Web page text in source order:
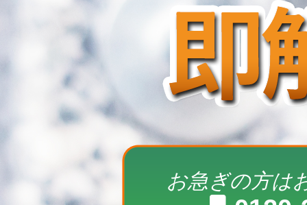
お急ぎの方は